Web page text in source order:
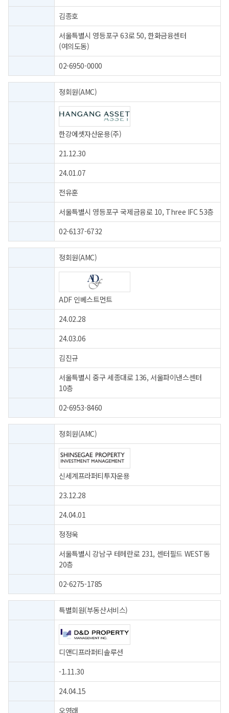
김종호
서울특별시 영등포구 63로 50, 한화금융센터
(여의도동)
02-6950-0000
정회원(AMC)
한강에셋자산운용(주)
21.12.30
24.01.07
전유훈
서울특별시 영등포구 국제금융로 10, Three IFC 53층
02-6137-6732
정회원(AMC)
ADF 인베스트먼트
24.02.28
24.03.06
김진규
서울특별시 중구 세종대로 136, 서울파이낸스센터
10층
02-6953-8460
정회원(AMC)
신세계프라퍼티투자운용
23.12.28
24.04.01
정정욱
서울특별시 강남구 테헤란로 231, 센터필드 WEST동
20층
02-6275-1785
특별회원(부동산서비스)
디앤디프라퍼티솔루션
-1.11.30
24.04.15
오영래